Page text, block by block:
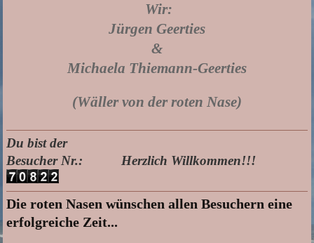
Wir:
Jürgen Geerties
&
Michaela Thiemann-Geerties
(Wäller von der roten Nase)
Du bist der
Besucher Nr.: Herzlich Willkommen!!!
Die roten Nasen wünschen allen Besuchern eine
erfolgreiche Zeit...